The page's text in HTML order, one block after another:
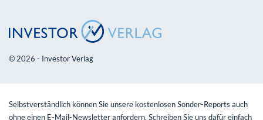
© 2026 - Investor Verlag
Selbstverständlich können Sie unsere kostenlosen Sonder-Reports auch
ohne einen E-Mail-Newsletter anfordern. Schreiben Sie uns dafür einfach